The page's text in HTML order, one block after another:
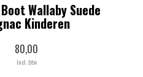
Wallaby Suede
Kinderen
80,00
Incl. btw